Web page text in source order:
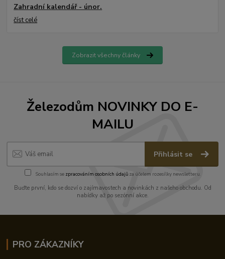
Zahradní kalendář - únor.
číst celé
Zobrazit všechny články
Železodům NOVINKY DO E-
MAILU
Přihlásit se
Souhlasím se zpracováním osobních údajůza účelem rozesílky newsletteru.
Buďte první, kdo se dozví o zajímavostech a novinkách z našeho obchodu. Od
nabídky až po sezónní akce.
PRO ZÁKAZNÍKY